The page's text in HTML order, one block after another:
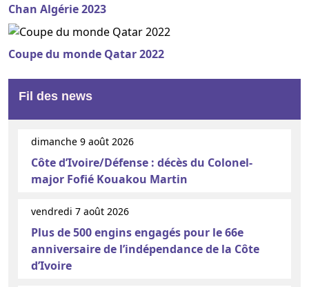
Chan Algérie 2023
Coupe du monde Qatar 2022
Fil des news
dimanche 9 août 2026
Côte d’Ivoire/Défense : décès du Colonel-
major Fofié Kouakou Martin
vendredi 7 août 2026
Plus de 500 engins engagés pour le 66e
anniversaire de l’indépendance de la Côte
d’Ivoire